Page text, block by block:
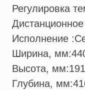
Регулировка
Исполнение :
Ширина, мм:
Высота, мм:191
Глубина, мм: